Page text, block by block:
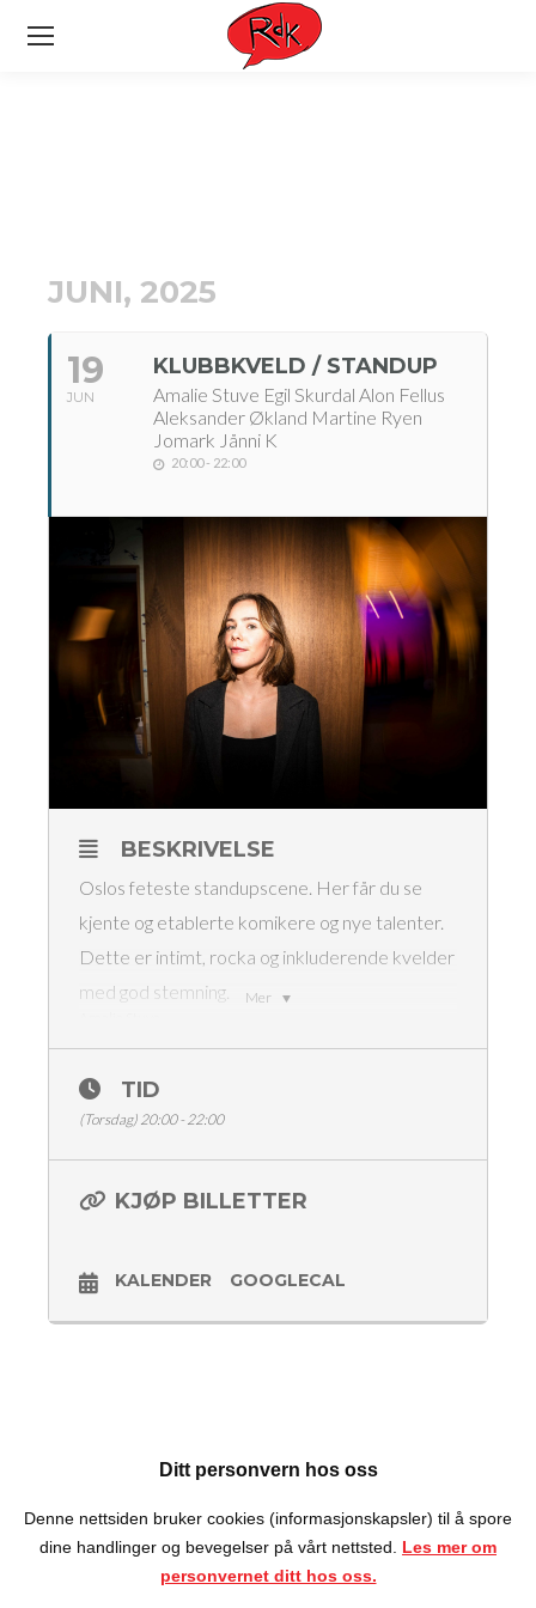
JUNI, 2025
19
JUN
KLUBBKVELD / STANDUP
Amalie Stuve Egil Skurdal Alon Fellus
Aleksander Økland Martine Ryen
Jomark Jånni K
20:00 - 22:00
Mer
BESKRIVELSE
Oslos feteste standupscene. Her får du se
kjente og etablerte komikere og nye talenter.
Dette er intimt, rocka og inkluderende kvelder
med god stemning.
Aleksander Økland
Martine Ryen Jomark
Konferansier Jånni K
Showstart kl 20:00
Billetter 180,- (vipps i døra / ticketmaster)
TID
(Torsdag) 20:00 - 22:00
KJØP BILLETTER
KALENDER GOOGLECAL
Ditt personvern hos oss
Denne nettsiden bruker cookies (informasjonskapsler) til å spore
dine handlinger og bevegelser på vårt nettsted.
Les mer om
personvernet ditt hos oss.